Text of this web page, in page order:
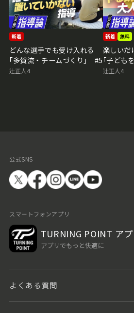
新着
どんな選手でも受け入れる
｢多賀流・チームづくり｣ #5
辻正人4
新着 無料
楽しいだ
｢子ども
辻正人4
公式SNS
スマートフォンアプリ
TURNING POINT アプ
アプリでもっと快適に
よくある質問